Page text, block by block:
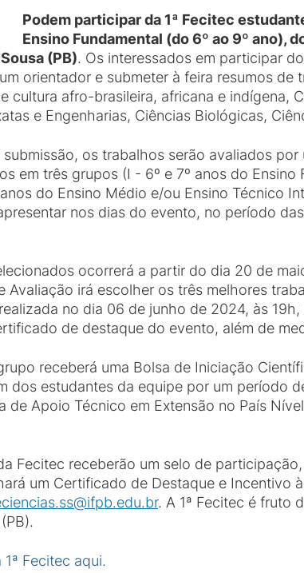
Podem participar da 1ª Fecitec
Ensino Fundamental (do 6º ao 9º ano),
(PB). Os interessados em participar
orientador e submeter à feira resumos
cultura afro-brasileira, africana e indígena,
e Engenharias, Ciências Biológicas,
os trabalhos serão avaliados
em três grupos (I - 6º e 7º anos do Ensino
do Ensino Médio e/ou Ensino Técnico
nos dias do evento, no período
ocorrerá a partir do dia 20 de
Avaliação irá escolher os três melhores
no dia 06 de junho de 2024, às
de destaque do evento, além de
receberá uma Bolsa de Iniciação
dos estudantes da equipe por um período
de Apoio Técnico em Extensão no País
Fecitec receberão um selo de
um Certificado de Destaque e Incentivo
. A 1ª Fecitec é fruto
1ª Fecitec aqui.